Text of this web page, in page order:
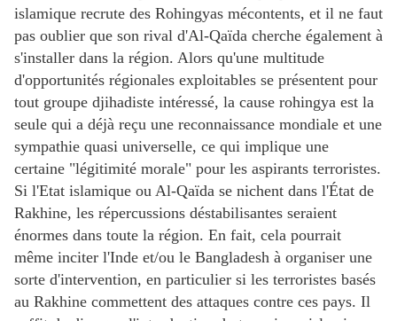
islamique recrute des Rohingyas mécontents, et il ne faut
pas oublier que son rival d'Al-Qaïda cherche également à
s'installer dans la région. Alors qu'une multitude
d'opportunités régionales exploitables se présentent pour
tout groupe djihadiste intéressé, la cause rohingya est la
seule qui a déjà reçu une reconnaissance mondiale et une
sympathie quasi universelle, ce qui implique une
certaine "légitimité morale" pour les aspirants terroristes.
Si l'Etat islamique ou Al-Qaïda se nichent dans l'État de
Rakhine, les répercussions déstabilisantes seraient
énormes dans toute la région. En fait, cela pourrait
même inciter l'Inde et/ou le Bangladesh à organiser une
sorte d'intervention, en particulier si les terroristes basés
au Rakhine commettent des attaques contre ces pays. Il